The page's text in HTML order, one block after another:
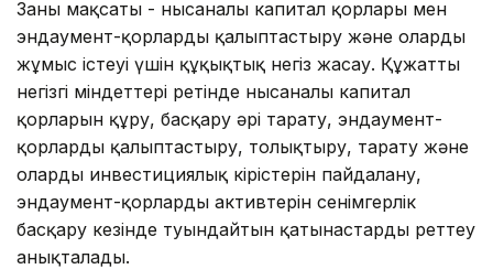
Заңның мақсаты - нысаналы капитал қорлары мен
эндаумент-қорларды қалыптастыру және олардың
жұмыс істеуі үшін құқықтық негіз жасау. Құжаттың
негізгі міндеттері ретінде нысаналы капитал
қорларын құру, басқару әрі тарату, эндаумент-
қорларды қалыптастыру, толықтыру, тарату және
олардың инвестициялық кірістерін пайдалану,
эндаумент-қорлардың активтерін сенімгерлік
басқару кезінде туындайтын қатынастарды реттеу
анықталады.